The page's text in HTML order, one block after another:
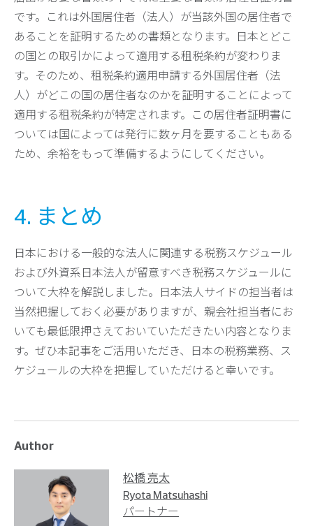
です。これは外国居住者（法人）が当該外国の居住者で
あることを証明するための書類となります。日本とどこ
の国との取引かによって適用する租税条約が変わりま
す。そのため、租税条約適用申請する外国居住者（法
人）がどこの国の居住者なのかを証明することによって
適用する租税条約が特定されます。この居住者証明書に
ついては国によっては発行に数ヶ月を要することもある
ため、余裕をもって準備するようにしてください。
4. まとめ
日本における一般的な法人に関連する税務スケジュール
および外資系日本法人が留意すべき税務スケジュールに
ついて大枠を解説しました。日本法人サイドの担当者は
当然把握しておく必要がありますが、親会社担当者にお
いても最低限押さえておいていただきたい内容となりま
す。ぜひ本記事をご活用いただき、日本の税務業務、ス
ケジュールの大枠を把握していただけると幸いです。
Author
松橋 亮太
Ryota Matsuhashi
パートナー